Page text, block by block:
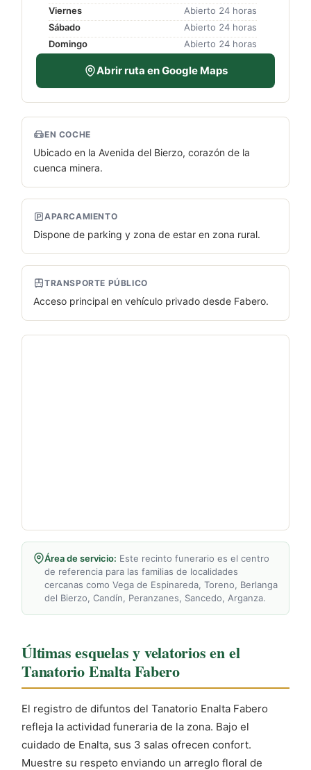
Viernes
Abierto 24 horas
Sábado
Abierto 24 horas
Domingo
Abierto 24 horas
Abrir ruta en Google Maps
EN COCHE
Ubicado en la Avenida del Bierzo, corazón de la
cuenca minera.
APARCAMIENTO
Dispone de parking y zona de estar en zona rural.
TRANSPORTE PÚBLICO
Acceso principal en vehículo privado desde Fabero.
Área de servicio: Este recinto funerario es el centro
de referencia para las familias de localidades
cercanas como Vega de Espinareda, Toreno, Berlanga
del Bierzo, Candín, Peranzanes, Sancedo, Arganza.
Últimas esquelas y velatorios en el
Tanatorio Enalta Fabero
El registro de difuntos del Tanatorio Enalta Fabero
refleja la actividad funeraria de la zona. Bajo el
cuidado de Enalta, sus 3 salas ofrecen confort.
Muestre su respeto enviando un arreglo floral de